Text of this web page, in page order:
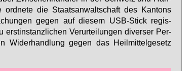
ord­ne­te die Staats­an­walt­schaft des Kan­tons
ge­gen auf die­sem USB-Stick re­gis­
erst­in­stanz­li­chen Ver­ur­tei­lun­gen di­ver­ser Per­
Wi­der­hand­lung ge­gen das Heil­mit­tel­ge­setz